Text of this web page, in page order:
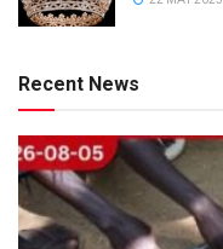
Recent News